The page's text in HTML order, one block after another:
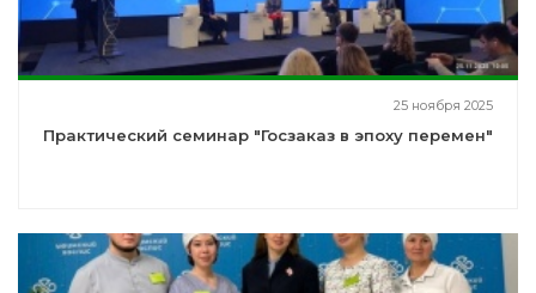
25 ноября 2025
Практический семинар "Госзаказ в эпоху перемен"